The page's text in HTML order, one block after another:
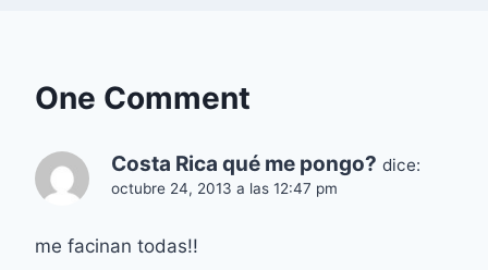
One Comment
Costa Rica qué me pongo? dice:
octubre 24, 2013 a las 12:47 pm
me facinan todas!!